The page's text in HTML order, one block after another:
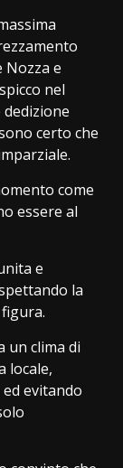
Nozza e
nel
certo che
come
essere al
e
la
un clima di
locale,
evitando